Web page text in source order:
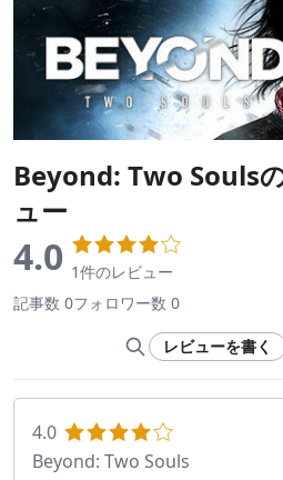
Beyond: Two Souls
ュー
4.0 1件のレビュー
記事数 0フォロワー数 0
レビューを書く
4.0
Beyond: Two Souls